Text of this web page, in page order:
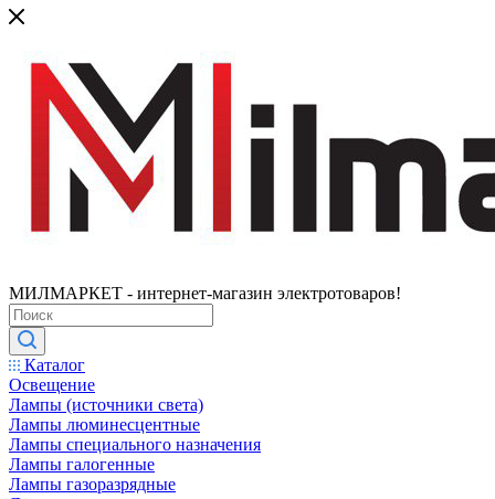
МИЛМАРКЕТ - интернет-магазин электротоваров!
Каталог
Освещение
Лампы (источники света)
Лампы люминесцентные
Лампы специального назначения
Лампы галогенные
Лампы газоразрядные